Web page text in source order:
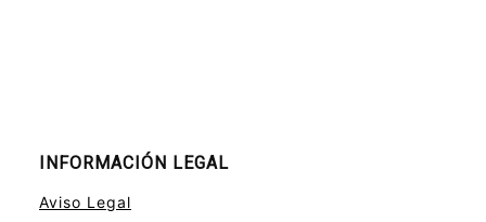
INFORMACIÓN LEGAL
Aviso Legal